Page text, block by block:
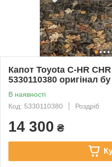
Капот Toyota C-HR
5330110380 оригінал бу
В наявності
Код: 5330110380
Роздріб
14 300 ₴